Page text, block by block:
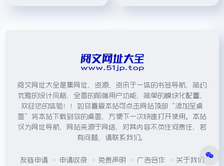
阅文网址大全是集网址、资源、资讯于一体的书签导航，简约
优雅的设计风格，全面的前端用户功能，简单的模块化配置，
欢迎您的体验！！如你喜爱本站可点击网站顶部“添加至桌
面”将本站下载到你的桌面，方便下一次快速打开使用。本站
仅为网址导航，网站来源于网络，对其内容不负任何责任，若
有问题，请联系我们。
友链申请 申请收录 免责声明 广告合作 关于我们